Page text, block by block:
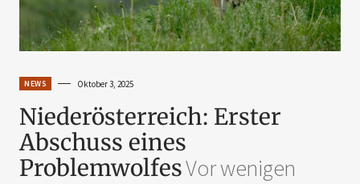
NEWS Oktober 3, 2025
Niederösterreich: Erster
Abschuss eines
ProblemwolfesVor wenigen